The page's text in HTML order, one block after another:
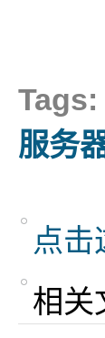
Tags:
服务
点击
相关